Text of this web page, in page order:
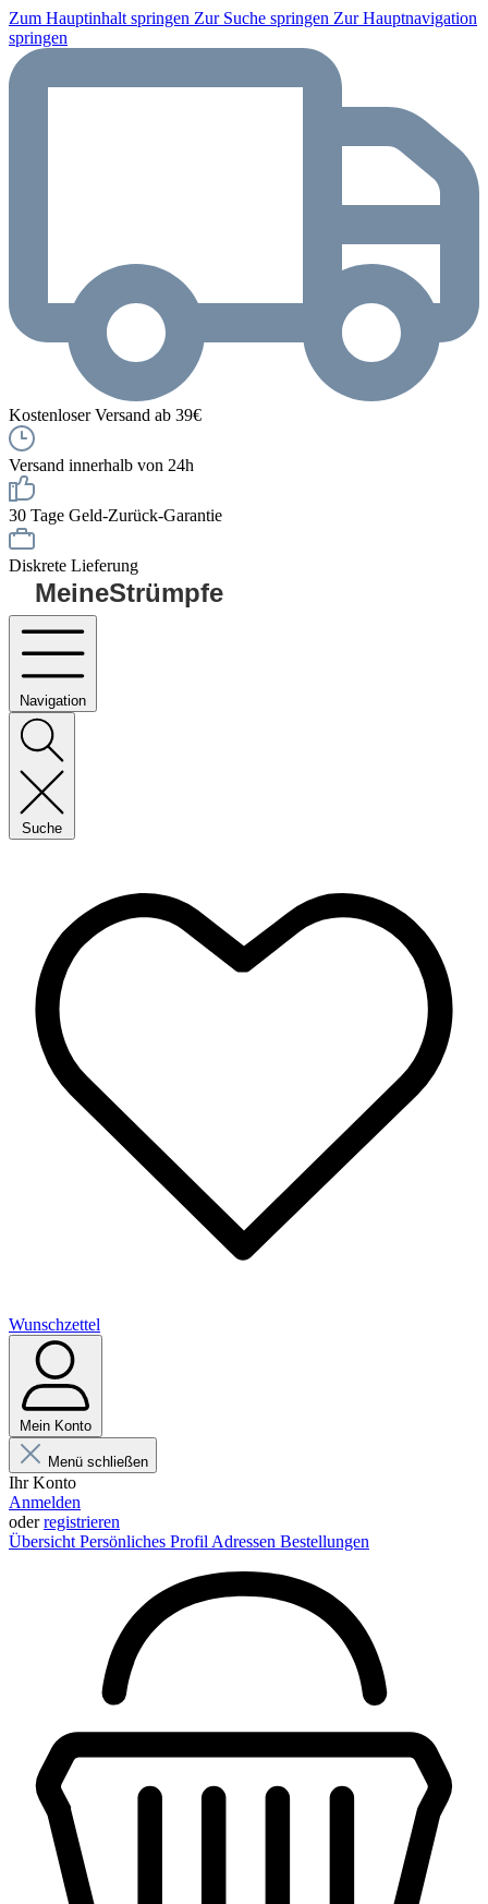
Zum Hauptinhalt springen Zur Suche springen Zur Hauptnavigation
springen
Kostenloser Versand ab 39€
Versand innerhalb von 24h
30 Tage Geld-Zurück-Garantie
Diskrete Lieferung
MeineStrümpfe
Navigation
Suche
Wunschzettel
Mein Konto
Menü schließen
Ihr Konto
Anmelden
oderregistrieren
Übersicht Persönliches Profil Adressen Bestellungen